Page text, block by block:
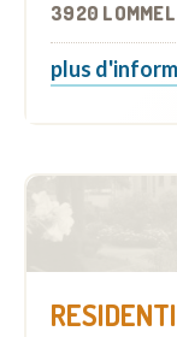
3920 LOMMEL
plus